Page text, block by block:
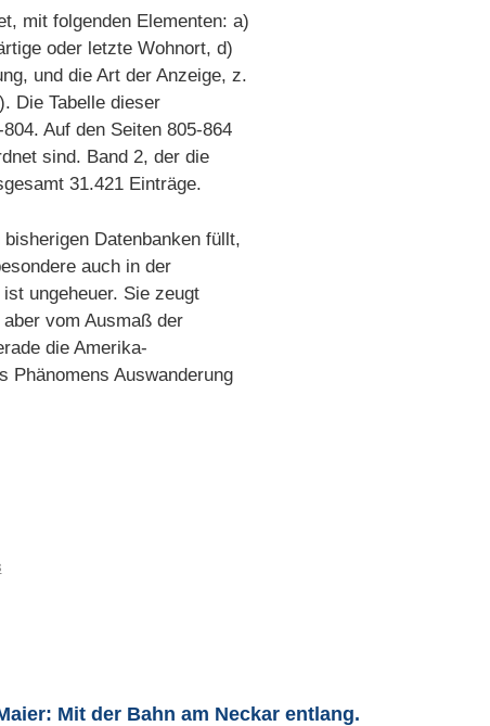
mit folgenden Elementen: a)
oder letzte Wohnort, d)
und die Art der Anzeige, z.
Die Tabelle dieser
Auf den Seiten 805-864
sind. Band 2, der die
31.421 Einträge.
Datenbanken füllt,
auch in der
ungeheuer. Sie zeugt
vom Ausmaß der
die Amerika-
Phänomens Auswanderung
Mit der Bahn am Neckar entlang.